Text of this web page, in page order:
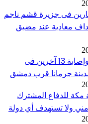
فى جزيرة قشم ناجم
معادية عند مضيق
مقتل شخصين وإصابة 13 آخرين فى
جرمانا قرب دمشق
مكة للدفاع المشترك
ولا تستهدف أي دولة